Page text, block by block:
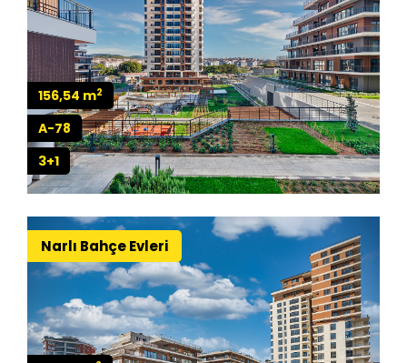
156,54 m2
A-78
3+1
Narlı Bahçe Evleri